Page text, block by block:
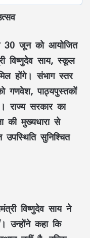
30 जून को आयोजित
विष्णुदेव साय, स्कूल
होंगे। संभाग स्तर
गणवेश, पाठ्यपुस्तकों
राज्य सरकार का
की मुख्यधारा से
सुनिश्चित
विष्णुदेव साय ने
उन्होंने कहा कि